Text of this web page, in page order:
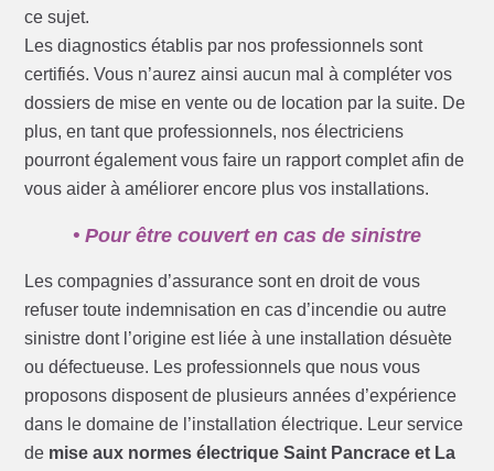
ce sujet.
Les diagnostics établis par nos professionnels sont
certifiés. Vous n’aurez ainsi aucun mal à compléter vos
dossiers de mise en vente ou de location par la suite. De
plus, en tant que professionnels, nos électriciens
pourront également vous faire un rapport complet afin de
vous aider à améliorer encore plus vos installations.
• Pour être couvert en cas de sinistre
Les compagnies d’assurance sont en droit de vous
refuser toute indemnisation en cas d’incendie ou autre
sinistre dont l’origine est liée à une installation désuète
ou défectueuse. Les professionnels que nous vous
proposons disposent de plusieurs années d’expérience
dans le domaine de l’installation électrique. Leur service
de mise aux normes électrique Saint Pancrace et La